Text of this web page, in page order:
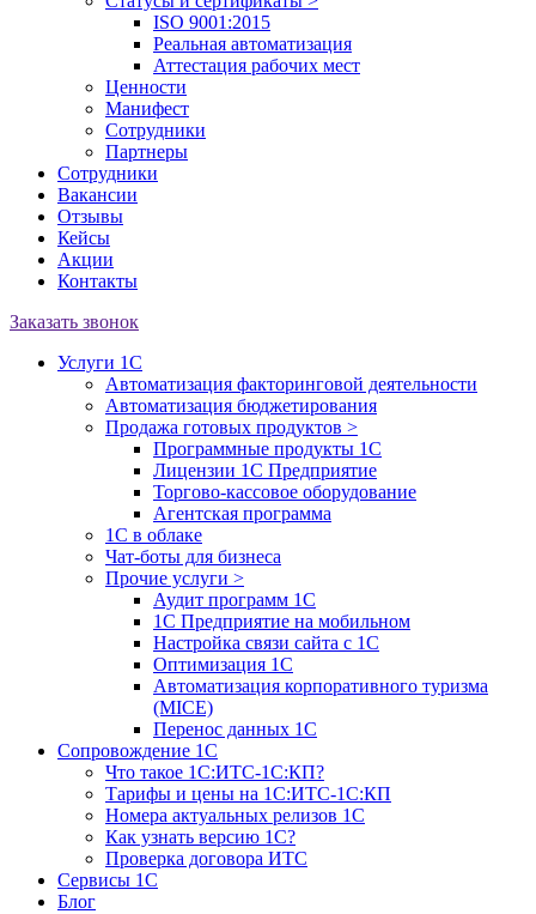
ISO 9001:2015
Реальная автоматизация
Аттестация рабочих мест
Ценности
Манифест
Сотрудники
Партнеры
Сотрудники
Вакансии
Отзывы
Кейсы
Акции
Контакты
Заказать звонок
Услуги 1С
Автоматизация факторинговой деятельности
Автоматизация бюджетирования
Продажа готовых продуктов >
Программные продукты 1С
Лицензии 1С Предприятие
Торгово-кассовое оборудование
Агентская программа
1С в облаке
Чат-боты для бизнеса
Прочие услуги >
Аудит программ 1С
1С Предприятие на мобильном
Настройка связи сайта с 1С
Оптимизация 1С
Автоматизация корпоративного туризма
(MICE)
Перенос данных 1С
Сопровождение 1С
Что такое 1С:ИТС-1С:КП?
Тарифы и цены на 1С:ИТС-1С:КП
Номера актуальных релизов 1С
Как узнать версию 1С?
Проверка договора ИТС
Сервисы 1С
Блог